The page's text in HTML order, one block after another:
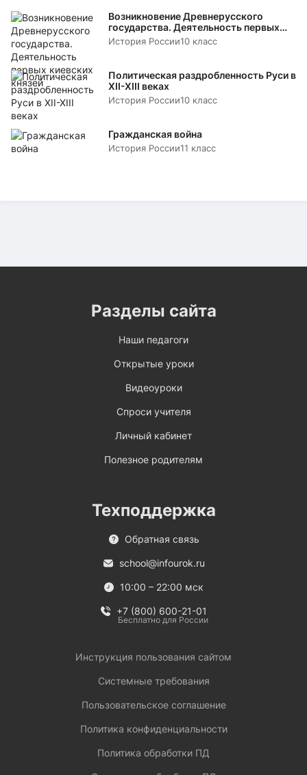
Возникновение Древнерусского
государства. Деятельность первых
киевских князей
История России10 класс
Политическая раздробленность Руси в
XII-XIII веках
История России10 класс
Гражданская война
История России11 класс
Разделы сайта
Наши педагоги
Открытые уроки
Видеоуроки
Спроси учителя
Личный кабинет
Полезное родителям
Техподдержка
Обратная связь
school@infourok.ru
10:00 – 22:00 мск
+7 (800) 600-21-01
Бесплатно для России
Инструкция пользования сайтом
Системные требования
Пользовательское соглашение
Политика конфиденциальности
Политика обработки ПД